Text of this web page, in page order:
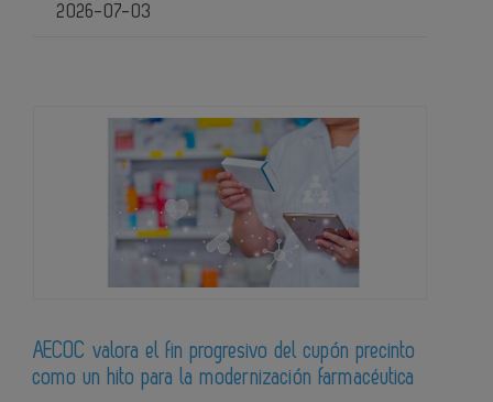
2026-07-03
AECOC valora el fin progresivo del cupón precinto
como un hito para la modernización farmacéutica